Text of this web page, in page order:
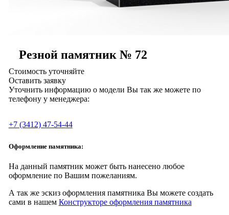
Резной памятник № 72
Стоимость уточняйте
Оставить заявку
Уточнить информацию о модели Вы так же можете по
телефону у менеджера:
+7 (3412) 47-54-44
Оформление памятника:
На данный памятник может быть нанесено любое
оформление по Вашим пожеланиям.
А так же эскиз оформления памятника Вы можете создать
сами в нашем Конструкторе оформления памятника